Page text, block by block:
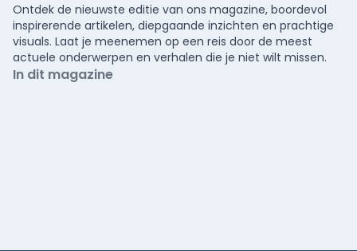
Ontdek de nieuwste editie van ons magazine, boordevol
inspirerende artikelen, diepgaande inzichten en prachtige
visuals. Laat je meenemen op een reis door de meest
actuele onderwerpen en verhalen die je niet wilt missen.
In dit magazine